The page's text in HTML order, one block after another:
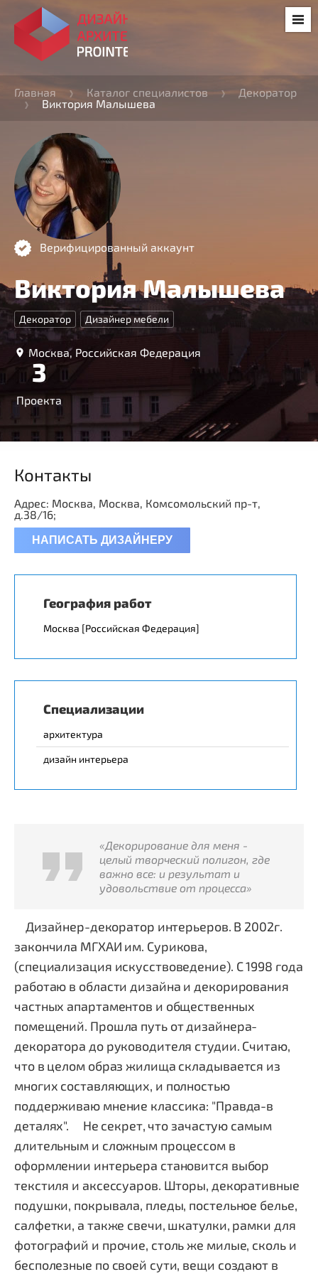
Главная Каталог специалистов
Декоратор
Виктория Малышева
Верифицированный аккаунт
Виктория Малышева
Декоратор Дизайнер мебели
Москва, Российская Федерация
3
Проекта
Контакты
Адрес: Москва, Москва, Комсомольский пр-т,
д.38/16;
НАПИСАТЬ ДИЗАЙНЕРУ
География работ
Москва [Российская Федерация]
Специализации
архитектура
дизайн интерьера
«Декорирование для меня -
целый творческий полигон, где
важно все: и результат и
удовольствие от процесса»
Дизайнер-декоратор интерьеров. В 2002г.
закончила МГХАИ им. Сурикова,
(специализация искусствоведение). С 1998 года
работаю в области дизайна и декорирования
частных апартаментов и общественных
помещений. Прошла путь от дизайнера-
декоратора до руководителя студии. Считаю,
что в целом образ жилища складывается из
многих составляющих, и полностью
поддерживаю мнение классика: "Правда-в
деталях". Не секрет, что зачастую самым
длительным и сложным процессом в
оформлении интерьера становится выбор
текстиля и аксессуаров. Шторы, декоративные
подушки, покрывала, пледы, постельное белье,
салфетки, а также свечи, шкатулки, рамки для
фотографий и прочие, столь же милые, сколь и
бесполезные по своей сути, вещи создают в